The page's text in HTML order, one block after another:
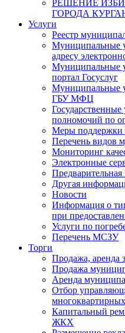
РЕШЕНИЕ
ГОРОДА
Услуги
Реестр
Муниципальные
адресу
Муниципальные
портал Госуслуг
Муниципальные
ГБУ МФЦ
полномочий по
Меры
Перечень видов
Мониторинг
Электронные
Предварительная
Другая
Новости
Информация о
при
Услуги по
Перечень МСЗУ
Торги
Продажа, аренда
Продажа
Аренда
Отбор
Капитальный
ЖКХ